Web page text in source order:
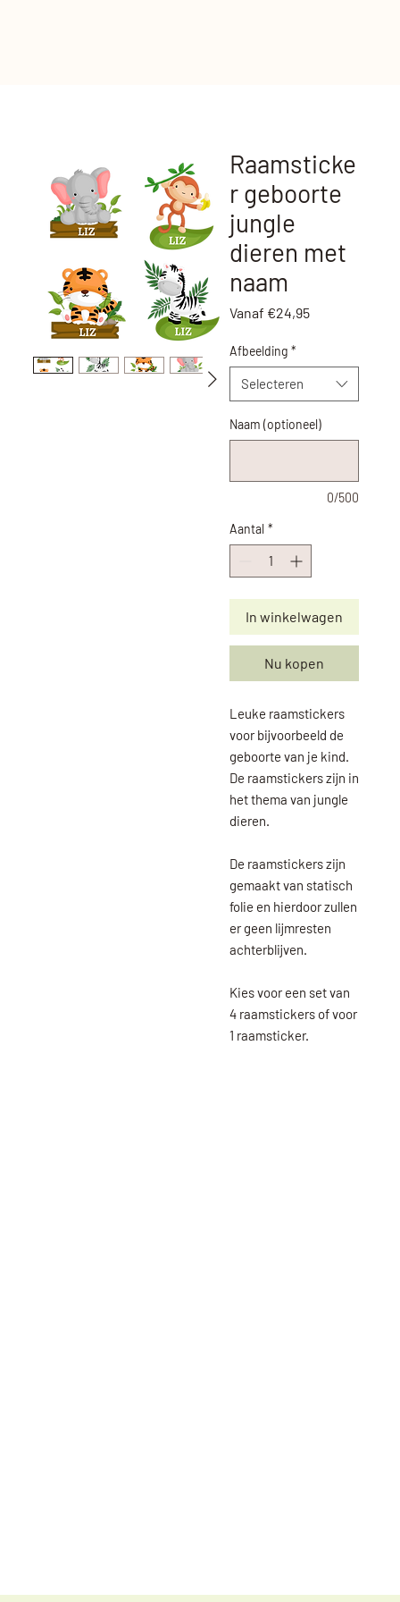
Raamsticke
r geboorte
jungle
dieren met
naam
Vanaf €24,95Verkoopprijs
Afbeelding *
Selecteren
Naam (optioneel)
0/500
Aantal *
In winkelwagen
Nu kopen
Leuke raamstickers
voor bijvoorbeeld de
geboorte van je kind.
De raamstickers zijn in
het thema van jungle
dieren.
De raamstickers zijn
gemaakt van statisch
folie en hierdoor zullen
er geen lijmresten
achterblijven.
Kies voor een set van
4 raamstickers of voor
1 raamsticker.